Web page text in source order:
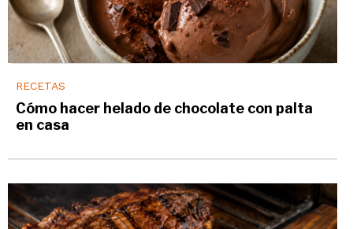
RECETAS
Cómo hacer helado de chocolate con palta
en casa